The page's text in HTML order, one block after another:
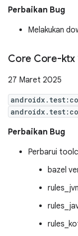
Perbaikan Bug
Melakukan
Core Core-ktx
27 Maret 2025
Perbaikan Bug
Perbarui
bazel